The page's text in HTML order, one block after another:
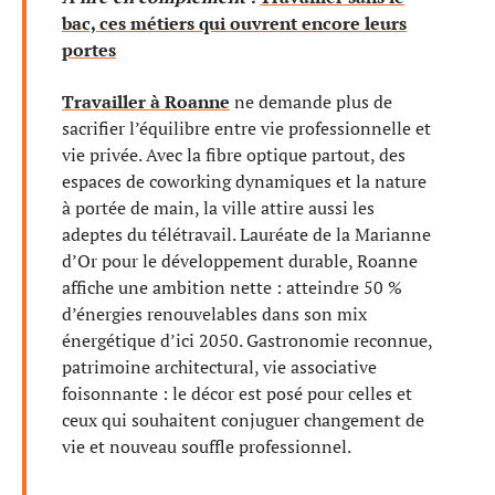
bac, ces métiers qui ouvrent encore leurs
portes
Travailler à Roanne ne demande plus de
sacrifier l’équilibre entre vie professionnelle et
vie privée. Avec la fibre optique partout, des
espaces de coworking dynamiques et la nature
à portée de main, la ville attire aussi les
adeptes du télétravail. Lauréate de la Marianne
d’Or pour le développement durable, Roanne
affiche une ambition nette : atteindre 50 %
d’énergies renouvelables dans son mix
énergétique d’ici 2050. Gastronomie reconnue,
patrimoine architectural, vie associative
foisonnante : le décor est posé pour celles et
ceux qui souhaitent conjuguer changement de
vie et nouveau souffle professionnel.